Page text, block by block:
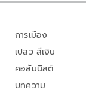
การเมือง
เปลว สีเงิน
คอลัมนิสต์
บทความ